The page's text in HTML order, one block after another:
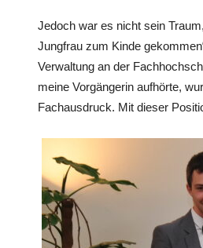
Jedoch war es nicht sein
Jungfrau zum Kinde
Verwaltung an der
meine Vorgängerin aufhörte,
Fachausdruck. Mit dieser